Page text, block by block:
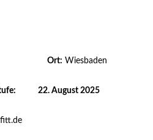
Ort: Wiesbaden
22. August 2025